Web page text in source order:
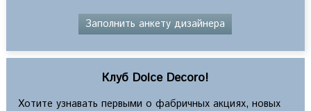
Заполнить анкету дизайнера
Клуб Dolce Decoro!
Хотите узнавать первыми о фабричных акциях, новых